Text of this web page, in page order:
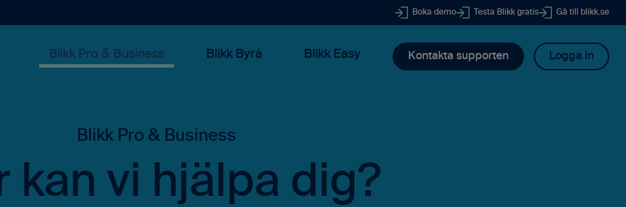
Boka demo Testa Blikk gratis Gå till blikk.se
Blikk Pro & Business Blikk Byrå Blikk Easy Kontakta supporten Logga in
kan vi hjälpa dig?